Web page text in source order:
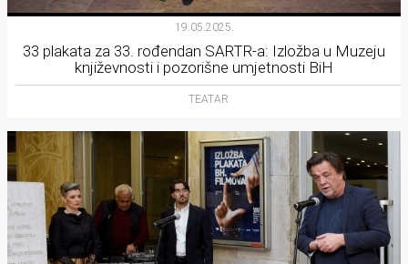
rade
Urban
Places
Aktuelnosti
Promo
About
19.05.2025.
33 plakata za 33. rođendan SARTR-a: Izložba u Muzeju
književnosti i pozorišne umjetnosti BiH
TEATAR